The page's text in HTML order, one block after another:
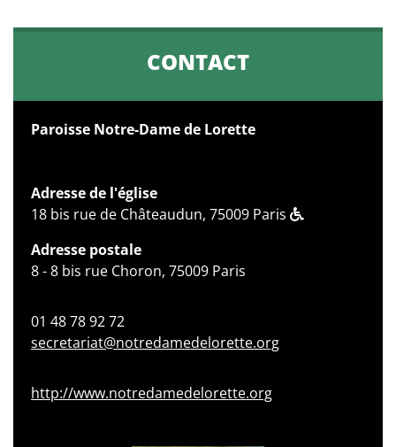
CONTACT
Paroisse Notre-Dame de Lorette
Adresse de l'église
18 bis rue de Châteaudun, 75009 Paris
Adresse postale
8 - 8 bis rue Choron, 75009 Paris
01 48 78 92 72
secretariat@notredamedelorette.org
http://www.notredamedelorette.org